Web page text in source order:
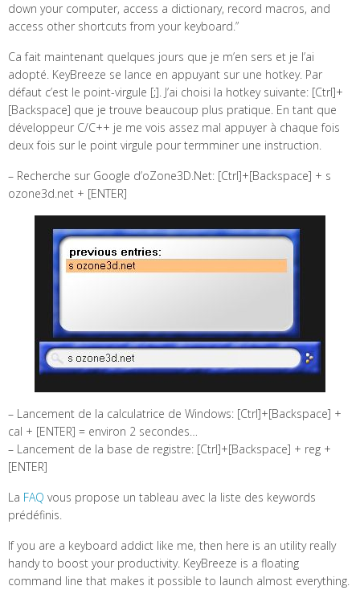
down your computer, access a dictionary, record macros, and
access other shortcuts from your keyboard.”
Ca fait maintenant quelques jours que je m’en sers et je l’ai
adopté. KeyBreeze se lance en appuyant sur une hotkey. Par
défaut c’est le point-virgule [;]. J’ai choisi la hotkey suivante: [Ctrl]+
[Backspace] que je trouve beaucoup plus pratique. En tant que
développeur C/C++ je me vois assez mal appuyer à chaque fois
deux fois sur le point virgule pour termminer une instruction.
– Recherche sur Google d’oZone3D.Net: [Ctrl]+[Backspace] + s
ozone3d.net + [ENTER]
– Lancement de la calculatrice de Windows: [Ctrl]+[Backspace] +
cal + [ENTER] = environ 2 secondes…
– Lancement de la base de registre: [Ctrl]+[Backspace] + reg +
[ENTER]
La FAQ vous propose un tableau avec la liste des keywords
prédéfinis.
If you are a keyboard addict like me, then here is an utility really
handy to boost your productivity. KeyBreeze is a floating
command line that makes it possible to launch almost everything.